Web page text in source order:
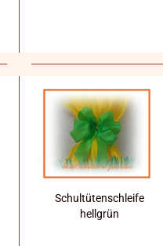
Schultütenschleife
hellgrün